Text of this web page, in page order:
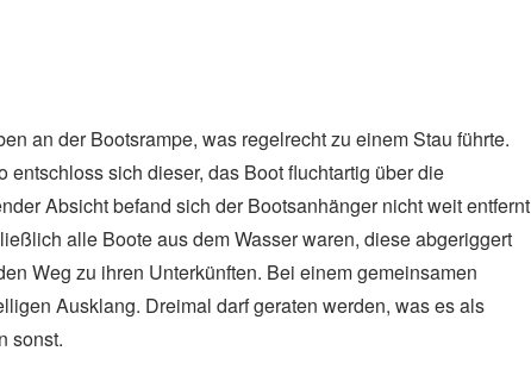
Sperrgebietes, wo gewendet wurde und sich die
an der Bootsrampe, was regelrecht zu einem Stau führte.
sich dieser, das Boot fluchtartig über die
Absicht befand sich der Bootsanhänger nicht weit entfernt
alle Boote aus dem Wasser waren, diese abgeriggert
Weg zu ihren Unterkünften. Bei einem gemeinsamen
Ausklang. Dreimal darf geraten werden, was es als
sonst.